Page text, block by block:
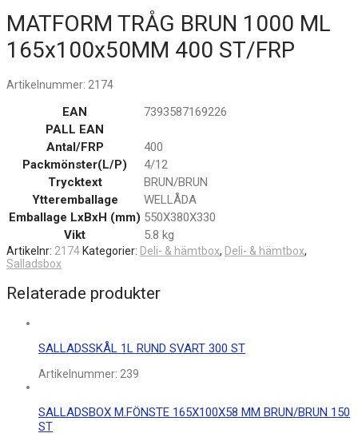
MATFORM TRÅG BRUN 1000 ML
165x100x50MM 400 ST/FRP
Artikelnummer: 2174
EAN
7393587169226
PALL EAN
Antal/FRP
400
Packmönster(L/P)
4/12
Trycktext
BRUN/BRUN
Ytteremballage
WELLÅDA
Emballage LxBxH (mm) 550X380X330
Vikt
5.8 kg
Artikelnr: 2174Kategorier: Deli- & hämtbox, Deli- & hämtbox,
Salladsbox
Relaterade produkter
SALLADSSKÅL 1L RUND SVART 300 ST
Artikelnummer: 239
SALLADSBOX M.FÖNSTE 165X100X58 MM BRUN/BRUN 150
ST